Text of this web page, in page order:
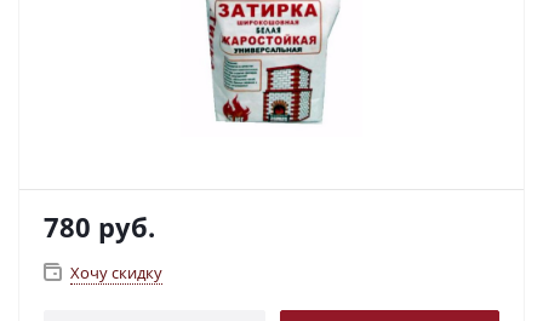
780 руб.
Хочу скидку